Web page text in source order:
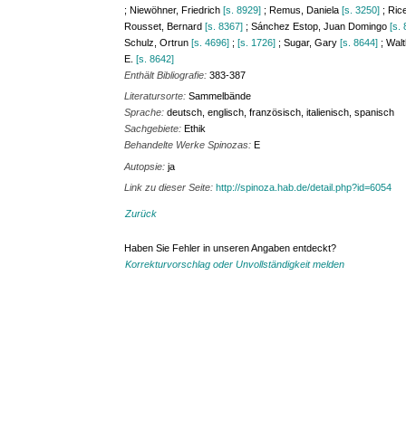
; Niewöhner, Friedrich[s. 8929] ; Remus, Daniela[s. 3250] ;
Rousset, Bernard[s. 8367] ; Sánchez Estop, Juan Domingo[s.
Schulz, Ortrun[s. 4696] ;[s. 1726] ; Sugar, Gary[s. 8644] ;
E.[s. 8642]
Enthält Bibliografie:383-387
Literatursorte:Sammelbände
Sprache:deutsch, englisch, französisch, italienisch, spanisch
Sachgebiete:Ethik
Behandelte Werke Spinozas:E
Autopsie:ja
Link zu dieser Seite:http://spinoza.hab.de/detail.php?id=6054
Zurück
Haben Sie Fehler in unseren Angaben entdeckt?
Korrekturvorschlag oder Unvollständigkeit melden